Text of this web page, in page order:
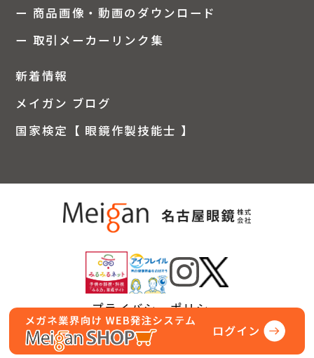
ー 商品画像・動画のダウンロード
ー 取引メーカーリンク集
新着情報
メイガン ブログ
国家検定【 眼鏡作製技能士 】
プライバシーポリシー
© Nagoya Gankyo Co.,Inc.